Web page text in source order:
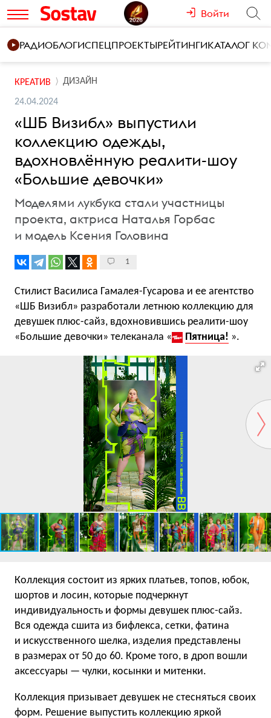
Войти
РАДИОБЛОГИСПЕЦПРОЕКТЫРЕЙТИНГИКАТАЛОГ
КРЕАТИВ ДИЗАЙН
24.04.2024
«ШБ Визибл» выпустили
коллекцию одежды,
вдохновлённую реалити-шоу
«Большие девочки»
Моделями лукбука стали участницы
проекта, актриса Наталья Горбас
и модель Ксения Головина
1
Стилист Василиса Гамалея-Гусарова и ее агентство
«ШБ Визибл» разработали летнюю коллекцию для
девушек плюс-сайз, вдохновившись реалити-шоу
«Большие девочки» телеканала «
Пятница! ».
Коллекция состоит из ярких платьев, топов, юбок,
шортов и лосин, которые подчеркнут
индивидуальность и формы девушек плюс-сайз.
Вся одежда сшита из бифлекса, сетки, фатина
и искусственного шелка, изделия представлены
в размерах от 50 до 60. Кроме того, в дроп вошли
аксессуары — чулки, косынки и митенки.
Коллекция призывает девушек не стесняться своих
форм. Решение выпустить коллекцию яркой